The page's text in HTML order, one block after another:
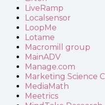
LiveRamp
Localsensor
LoopMe
Lotame
Macromill group
MainADV
Manage.com
Marketing Science
MediaMath
Meetrics